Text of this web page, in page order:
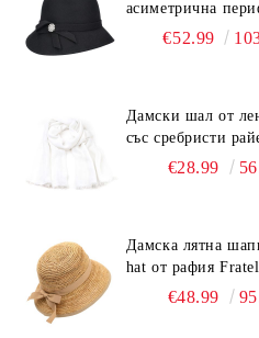
асиметрична
HatYou CF0376 |
€52.99
Дамски шал от
със сребристи
90x180 см | Бял
€28.99
Дамска лятна
hat от рафия
Светлокафяв
€48.99